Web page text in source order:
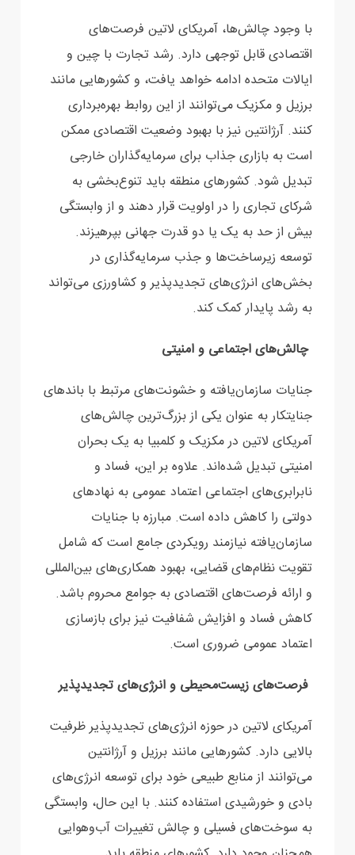
با وجود چالش‌ها، آمریکای لاتین فرصت‌های
اقتصادی قابل توجهی دارد. رشد تجارت با چین و
ایالات متحده ادامه خواهد یافت، و کشورهایی مانند
برزیل و مکزیک می‌توانند از این روابط بهره‌برداری
کنند. آرژانتین نیز با بهبود وضعیت اقتصادی ممکن
است به بازاری جذاب برای سرمایه‌گذاران خارجی
تبدیل شود. کشورهای منطقه باید تنوع‌بخشی به
شرکای تجاری را در اولویت قرار دهند و از وابستگی
بیش از حد به یک یا دو قدرت جهانی بپرهیزند.
توسعه زیرساخت‌ها و جذب سرمایه‌گذاری در
بخش‌های انرژی‌های تجدیدپذیر و کشاورزی می‌تواند
به رشد پایدار کمک کند.
چالش‌های اجتماعی و امنیتی
جنایات سازمان‌یافته و خشونت‌های مرتبط با باندهای
جنایتکار به عنوان یکی از بزرگ‌ترین چالش‌های
آمریکای لاتین در مکزیک و کلمبیا به یک بحران
امنیتی تبدیل شده‌اند. علاوه بر این، فساد و
نابرابری‌های اجتماعی اعتماد عمومی به نهادهای
دولتی را کاهش داده است. مبارزه با جنایات
سازمان‌یافته نیازمند رویکردی جامع است که شامل
تقویت نظام‌های قضایی، بهبود همکاری‌های بین‌المللی
و ارائه فرصت‌های اقتصادی به جوامع محروم باشد.
کاهش فساد و افزایش شفافیت نیز برای بازسازی
اعتماد عمومی ضروری است.
فرصت‌های زیست‌محیطی و انرژی‌های تجدیدپذیر
آمریکای لاتین در حوزه انرژی‌های تجدیدپذیر ظرفیت
بالایی دارد. کشورهایی مانند برزیل و آرژانتین
می‌توانند از منابع طبیعی خود برای توسعه انرژی‌های
بادی و خورشیدی استفاده کنند. با این حال، وابستگی
به سوخت‌های فسیلی و چالش‌ تغییرات آب‌وهوایی